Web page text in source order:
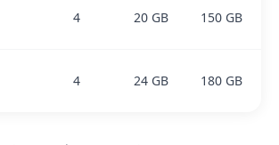
4 20 GB 150 GB
4 24 GB 180 GB